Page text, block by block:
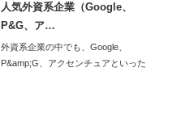
人気外資系企業（Google、
P&G、ア…
外資系企業の中でも、Google、
P&amp;G、アクセンチュアといった